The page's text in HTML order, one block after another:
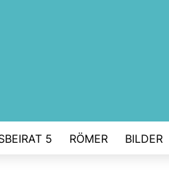
5 RÖMER BILDER